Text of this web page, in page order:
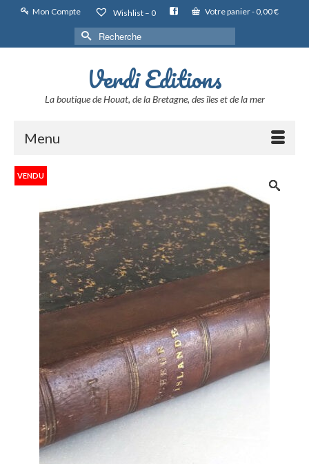
Mon Compte Wishlist – 0 Votre panier- 0,00€
Rechercher :
Verdi Editions
La boutique de Houat, de la Bretagne, des îles et de la mer
Menu
VENDU